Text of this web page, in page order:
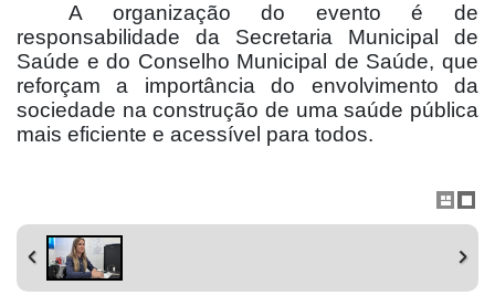
A organização do evento é de
responsabilidade da Secretaria Municipal de
Saúde e do Conselho Municipal de Saúde, que
reforçam a importância do envolvimento da
sociedade na construção de uma saúde pública
mais eficiente e acessível para todos.